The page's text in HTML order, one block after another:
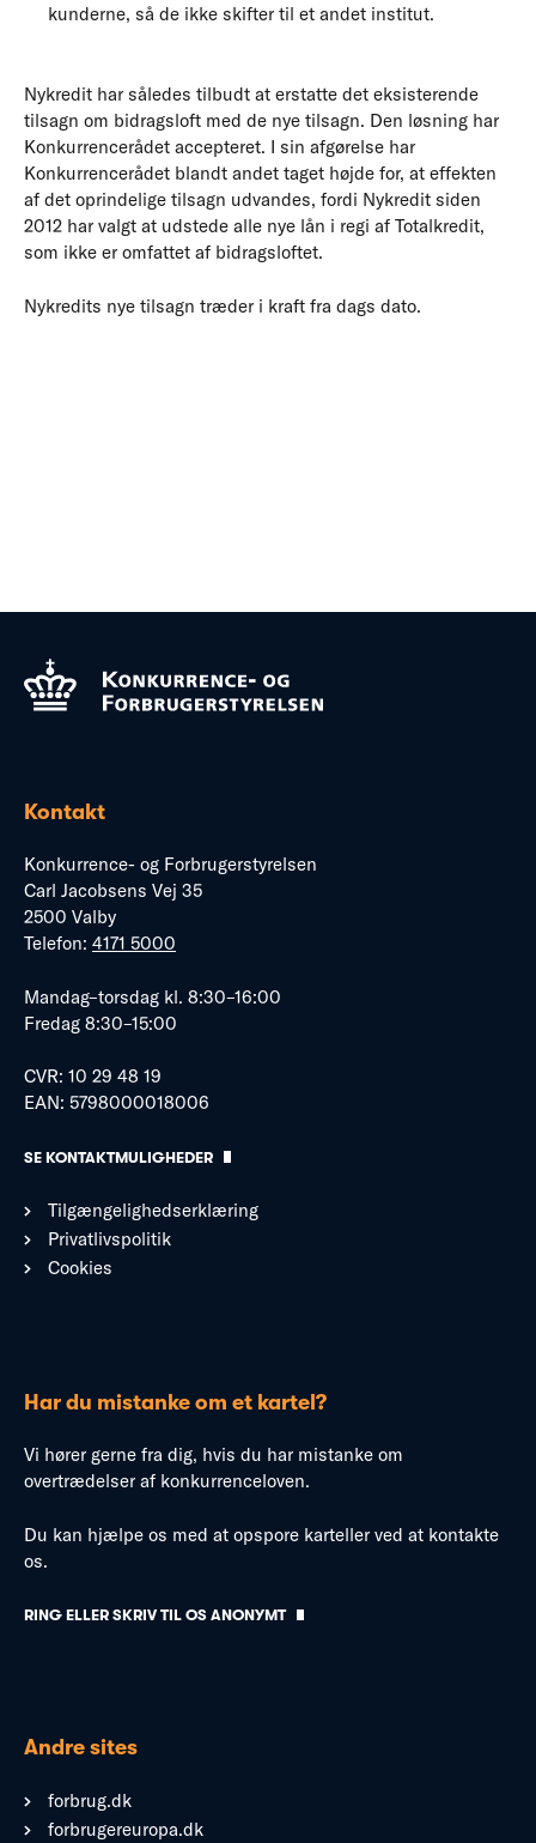
kunderne, så de ikke skifter til et andet institut.
Nykredit har således tilbudt at erstatte det eksisterende
tilsagn om bidragsloft med de nye tilsagn. Den løsning har
Konkurrencerådet accepteret. I sin afgørelse har
Konkurrencerådet blandt andet taget højde for, at effekten
af det oprindelige tilsagn udvandes, fordi Nykredit siden
2012 har valgt at udstede alle nye lån i regi af Totalkredit,
som ikke er omfattet af bidragsloftet.
Nykredits nye tilsagn træder i kraft fra dags dato.
Kontakt
Konkurrence- og Forbrugerstyrelsen
Carl Jacobsens Vej 35
2500 Valby
Telefon: 4171 5000
Mandag–torsdag kl. 8:30–16:00
Fredag 8:30–15:00
CVR: 10 29 48 19
EAN: 5798000018006
SE KONTAKTMULIGHEDER
Tilgængelighedserklæring
Privatlivspolitik
Cookies
Har du mistanke om et kartel?
Vi hører gerne fra dig, hvis du har mistanke om
overtrædelser af konkurrenceloven.
Du kan hjælpe os med at opspore karteller ved at kontakte
os.
RING ELLER SKRIV TIL OS ANONYMT
Andre sites
forbrug.dk
forbrugereuropa.dk